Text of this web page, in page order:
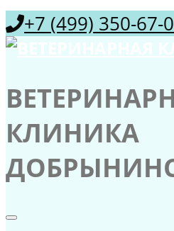
+7 (499) 350-67-
КЛИНИКА